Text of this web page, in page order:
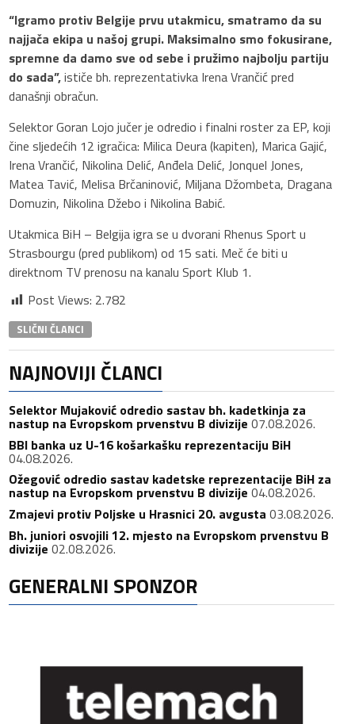
“Igramo protiv Belgije prvu utakmicu, smatramo da su
najjača ekipa u našoj grupi. Maksimalno smo fokusirane,
spremne da damo sve od sebe i pružimo najbolju partiju
do sada”,ističe bh. reprezentativka Irena Vrančić pred
današnji obračun.
Selektor Goran Lojo jučer je odredio i finalni roster za EP, koji
čine sljedećih 12 igračica: Milica Deura (kapiten), Marica Gajić,
Irena Vrančić, Nikolina Delić, Anđela Delić, Jonquel Jones,
Matea Tavić, Melisa Brčaninović, Miljana Džombeta, Dragana
Domuzin, Nikolina Džebo i Nikolina Babić.
Utakmica BiH – Belgija igra se u dvorani Rhenus Sport u
Strasbourgu (pred publikom) od 15 sati. Meč će biti u
direktnom TV prenosu na kanalu Sport Klub 1.
Post Views: 2.782
SLIČNI ČLANCI
NAJNOVIJI ČLANCI
Selektor Mujaković odredio sastav bh. kadetkinja za
nastup na Evropskom prvenstvu B divizije 07.08.2026.
BBI banka uz U-16 košarkašku reprezentaciju BiH
04.08.2026.
Ožegović odredio sastav kadetske reprezentacije BiH za
nastup na Evropskom prvenstvu B divizije 04.08.2026.
Zmajevi protiv Poljske u Hrasnici 20. avgusta 03.08.2026.
Bh. juniori osvojili 12. mjesto na Evropskom prvenstvu B
divizije 02.08.2026.
GENERALNI SPONZOR